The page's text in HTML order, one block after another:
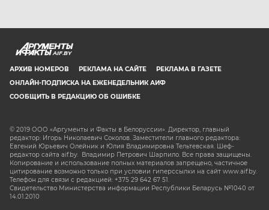
AIF.BY
АРХИВ НОМЕРОВ РЕКЛАМА НА САЙТЕ
РЕКЛАМА В ГАЗЕТЕ
ОНЛАЙН-ПОДПИСКА НА ЕЖЕНЕДЕЛЬНИК АИФ
СООБЩИТЬ В РЕДАКЦИЮ ОБ ОШИБКЕ
© 2019 ООО «Аргументы и Факты в Белоруссии». Директор, главный
редактор: Игорь Николаевич Соколов. Заместители главного редактора:
Евгений Юрьевич Олейник и Юлия Владимировна Тельтевская. Шеф-
редактор сайта aif.by: Владимир Петрович Шарпило. Все права защищены.
Копирование и использование полных материалов запрещено, частичное
цитирование возможно только при условии гиперссылки на сайт www.aif.by.
Телефон для связи с редакцией: +375 29 642 67 51.
Свидетельство Министерства информации Республики Беларусь №1040 от
14.01.2010